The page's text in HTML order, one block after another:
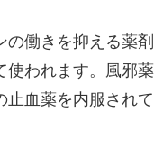
の働きを抑える薬
われます。風邪
血薬を内服され